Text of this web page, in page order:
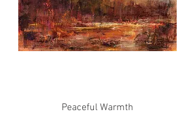
Peaceful Warmth